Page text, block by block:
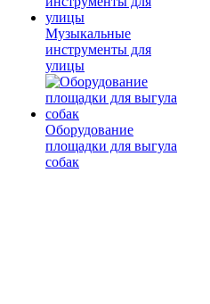
Музыкальные
инструменты для
улицы
Оборудование
площадки для выгула
собак